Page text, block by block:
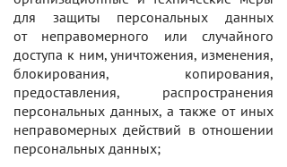
для защиты персональных данных
от неправомерного или случайного
доступа к ним, уничтожения, изменения,
блокирования, копирования,
предоставления, распространения
персональных данных, а также от иных
неправомерных действий в отношении
персональных данных;